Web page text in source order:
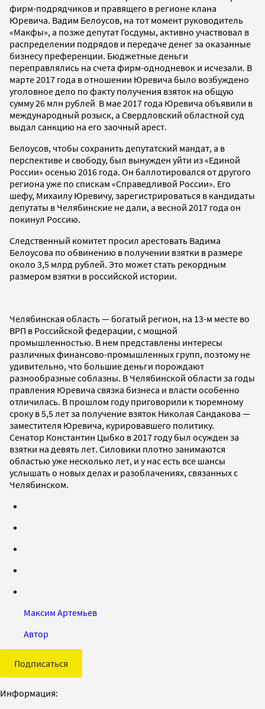
фирм-подрядчиков и правящего в регионе клана
Юревича. Вадим Белоусов, на тот момент руководитель
«Макфы», а позже депутат Госдумы, активно участвовал в
распределении подрядов и передаче денег за оказанные
бизнесу преференции. Бюджетные деньги
переправлялись на счета фирм-однодневок и исчезали. В
марте 2017 года в отношении Юревича было возбуждено
уголовное дело по факту получения взяток на общую
сумму 26 млн рублей. В мае 2017 года Юревича объявили в
международный розыск, а Свердловский областной суд
выдал санкцию на его заочный арест.
Белоусов, чтобы сохранить депутатский мандат, а в
перспективе и свободу, был вынужден уйти из «Единой
России» осенью 2016 года. Он баллотировался от другого
региона уже по спискам «Справедливой России». Его
шефу, Михаилу Юревичу, зарегистрироваться в кандидаты
депутаты в Челябинские не дали, а весной 2017 года он
покинул Россию.
Следственный комитет просил арестовать Вадима
Белоусова по обвинению в получении взятки в размере
около 3,5 млрд рублей. Это может стать рекордным
размером взятки в российской истории.
Челябинская область — богатый регион, на 13-м месте во
ВРП в Российской федерации, с мощной
промышленностью. В нем представлены интересы
различных финансово-промышленных групп, поэтому не
удивительно, что большие деньги порождают
разнообразные соблазны. В Челябинской области за годы
правления Юревича связка бизнеса и власти особенно
отличилась. В прошлом году приговорили к тюремному
сроку в 5,5 лет за получение взяток Николая Сандакова —
заместителя Юревича, курировавшего политику.
Сенатор Константин Цыбко в 2017 году был осужден за
взятки на девять лет. Силовики плотно занимаются
областью уже несколько лет, и у нас есть все шансы
услышать о новых делах и разоблачениях, связанных с
Челябинском.
Максим Артемьев
Автор
Подписаться
Информация: